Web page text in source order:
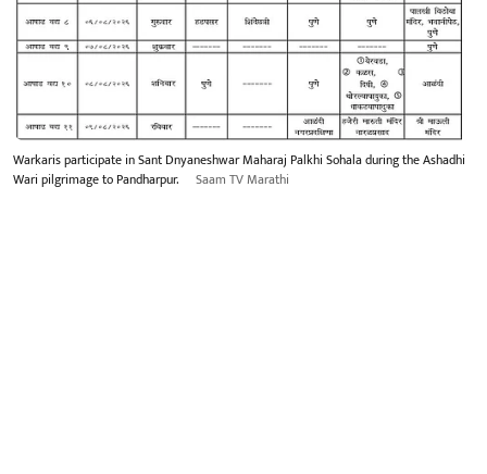
Warkaris participate in Sant Dnyaneshwar Maharaj Palkhi Sohala during the Ashadhi
Wari pilgrimage to Pandharpur.
Saam TV Marathi